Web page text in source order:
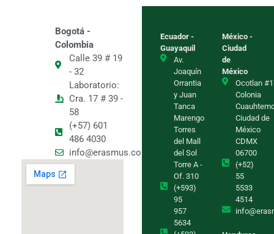
Bogotá -
Colombia
Calle 39 # 19
- 32
Laboratorio:
Cra. 17 # 39 -
58
(+57) 601
486 4030
info@erasmus.com.co
Ecuador -
Guayaquil
Av.
Joaquín
Orrantia
y Juan
Tanca
Marengo
Torres
del Mall
del Sol
Torre A -
Of. 310
(+593)
95
957
5634
México -
Ciudad
de
México
Ocotlan
Colonia
Ciudad de
México
CDMX
06700
(+52)
55
5533
4514